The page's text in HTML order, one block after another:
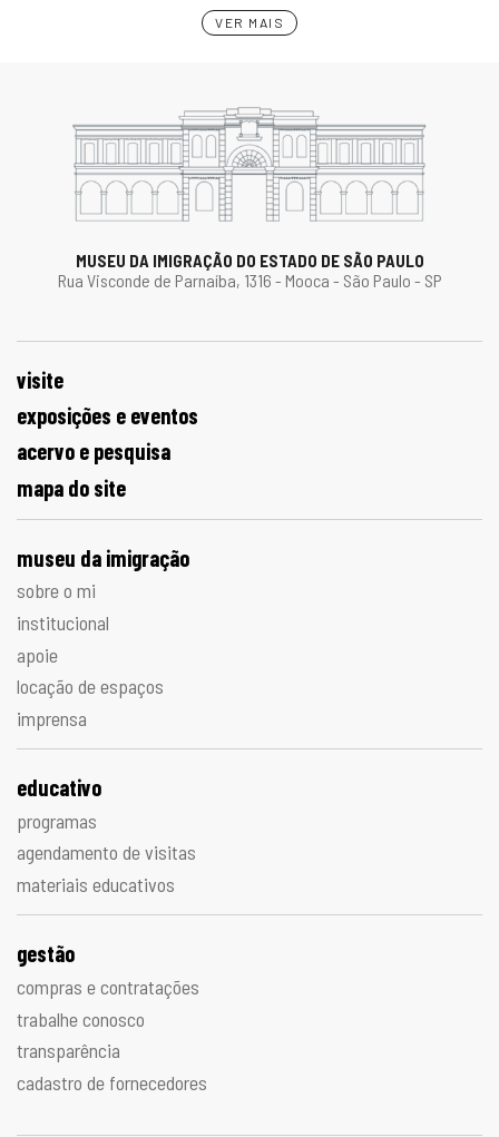
VER MAIS
MUSEU DA IMIGRAÇÃO DO ESTADO DE SÃO PAULO
Rua Visconde de Parnaíba, 1316 - Mooca - São Paulo - SP
visite
exposições e eventos
acervo e pesquisa
mapa do site
museu da imigração
sobre o mi
institucional
apoie
locação de espaços
imprensa
educativo
programas
agendamento de visitas
materiais educativos
gestão
compras e contratações
trabalhe conosco
transparência
cadastro de fornecedores